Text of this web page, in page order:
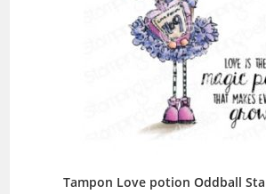
Tampon Love potion Oddball